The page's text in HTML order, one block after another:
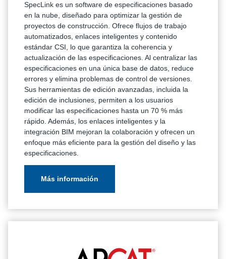
SpecLink es un software de especificaciones basado
en la nube, diseñado para optimizar la gestión de
proyectos de construcción. Ofrece flujos de trabajo
automatizados, enlaces inteligentes y contenido
estándar CSI, lo que garantiza la coherencia y
actualización de las especificaciones. Al centralizar las
especificaciones en una única base de datos, reduce
errores y elimina problemas de control de versiones.
Sus herramientas de edición avanzadas, incluida la
edición de inclusiones, permiten a los usuarios
modificar las especificaciones hasta un 70 % más
rápido. Además, los enlaces inteligentes y la
integración BIM mejoran la colaboración y ofrecen un
enfoque más eficiente para la gestión del diseño y las
especificaciones.
Más información